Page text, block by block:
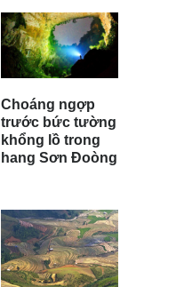
Choáng ngợp
trước bức tường
khổng lồ trong
hang Sơn Đoòng